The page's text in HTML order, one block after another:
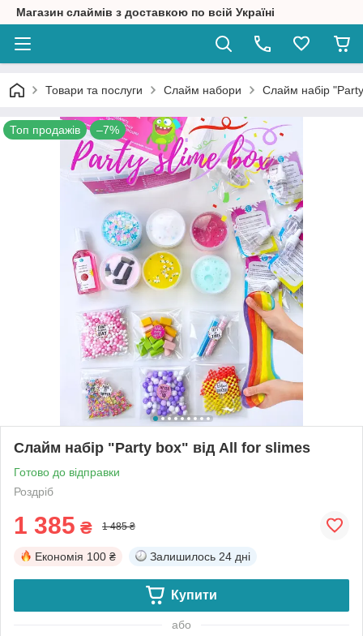
Магазин слаймів з доставкою по всій Україні
Товари та послуги Слайм набори Слайм набір
Топ продажів –7%
Слайм набір "Party box" від All for slimes
Готово до відправки
Роздріб
1 385 ₴ 1 485 ₴
Економія 100 ₴ Залишилось 24 дні
Купити
або